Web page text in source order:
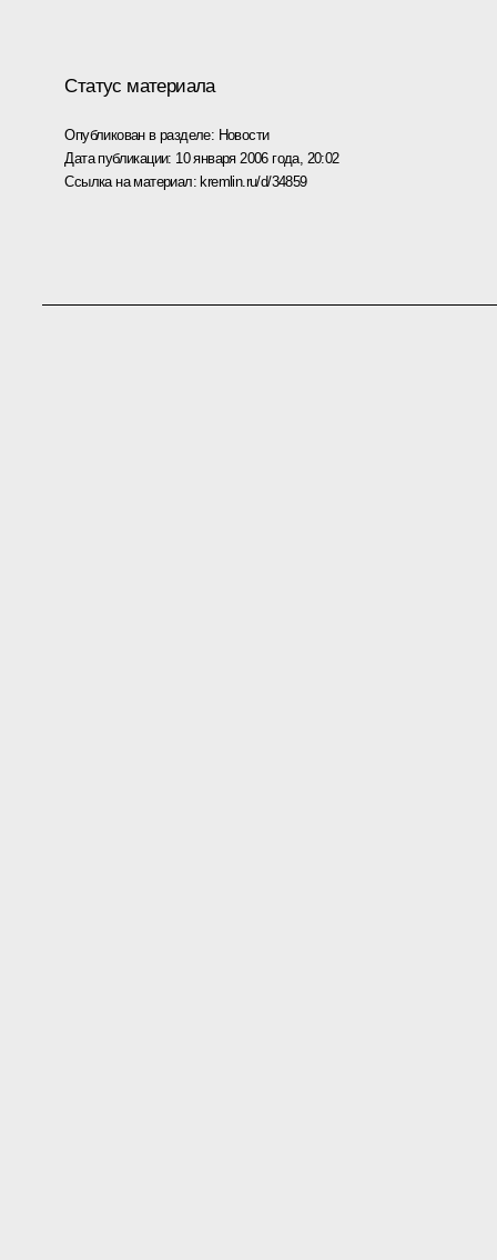
Статус материала
Опубликован в разделе: Новости
Дата публикации: 10 января 2006 года, 20:02
Ссылка на материал:kremlin.ru/d/34859